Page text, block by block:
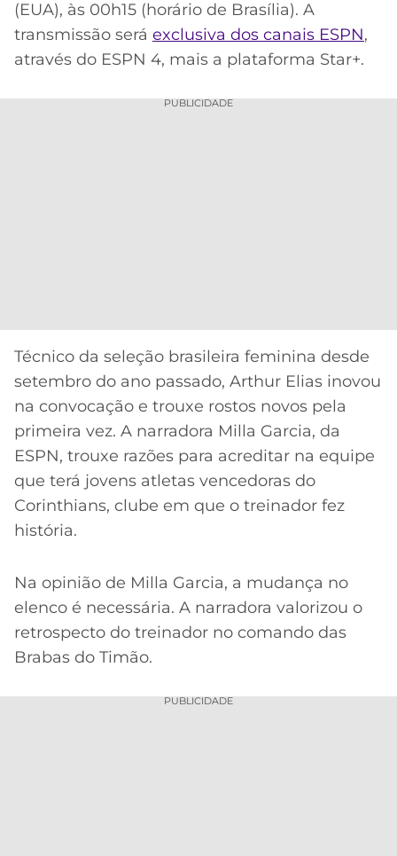
ONLINE
2026
GRÊMIO
LALIGA
(EUA), às 00h15 (horário de Brasília). A
transmissão será exclusiva dos canais ESPN,
através do ESPN 4, mais a plataforma Star+.
PUBLICIDADE
Técnico da seleção brasileira feminina desde
setembro do ano passado, Arthur Elias inovou
na convocação e trouxe rostos novos pela
primeira vez. A narradora Milla Garcia, da
ESPN, trouxe razões para acreditar na equipe
que terá jovens atletas vencedoras do
Corinthians, clube em que o treinador fez
história.
Na opinião de Milla Garcia, a mudança no
elenco é necessária. A narradora valorizou o
retrospecto do treinador no comando das
Brabas do Timão.
PUBLICIDADE